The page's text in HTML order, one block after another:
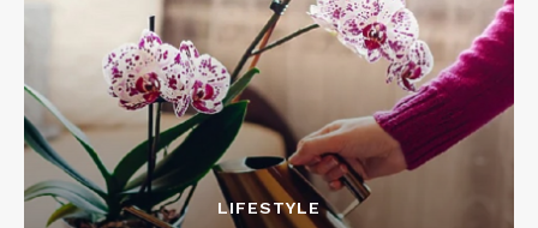
LIFESTYLE